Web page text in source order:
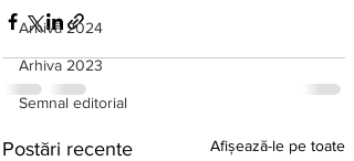
Arhivă 2024
Arhiva 2023
Semnal editorial
Postări recente Afișează-le pe toate